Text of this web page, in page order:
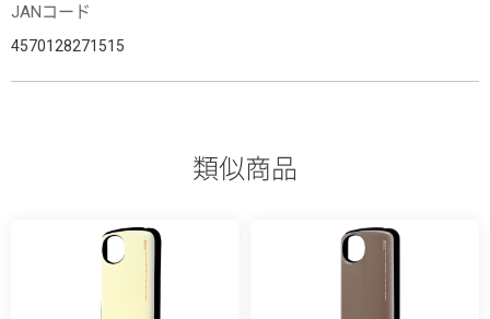
JANコード
4570128271515
類似商品